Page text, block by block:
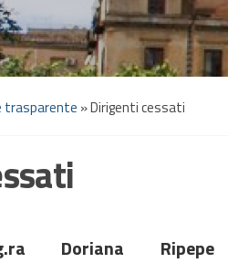
trasparente »Dirigenti cessati
Doriana Ripepe